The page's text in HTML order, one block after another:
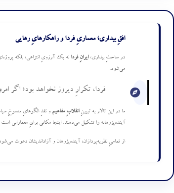
افقِ بیداری؛ معماریِ فردا و راهکارهایِ رهایی
در ساحتِ بیداری،ایرانِ فردا نه یک آرزویِ انتزاعی، بلکه
می‌شود.
فردا، تکرارِ دیروز نخواهد بود؛ اگر
ما در این تالار به تبیینِانقلابِ مفاهیم و نقدِ الگوهایِ منسوخِ
آینده‌پژوهانه را تشکیل می‌دهند. اینجا مکانی برایِ معمارانی
از تمامیِ نظریه‌پردازان، آینده‌پژوهان و آزاداندیشان دعوت